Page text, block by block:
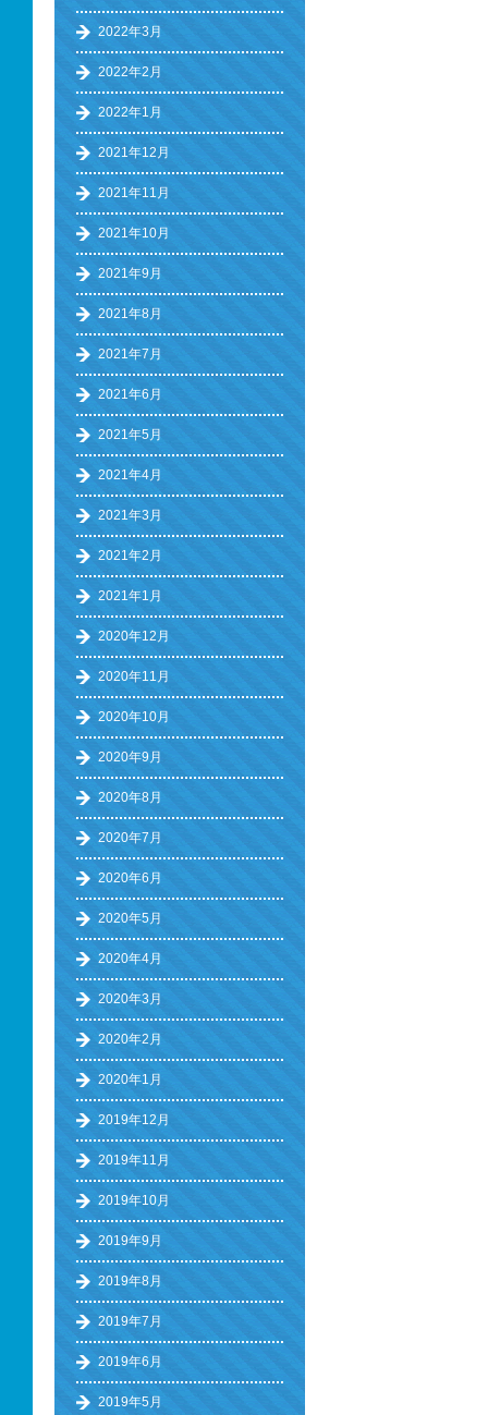
2022年3月
2022年2月
2022年1月
2021年12月
2021年11月
2021年10月
2021年9月
2021年8月
2021年7月
2021年6月
2021年5月
2021年4月
2021年3月
2021年2月
2021年1月
2020年12月
2020年11月
2020年10月
2020年9月
2020年8月
2020年7月
2020年6月
2020年5月
2020年4月
2020年3月
2020年2月
2020年1月
2019年12月
2019年11月
2019年10月
2019年9月
2019年8月
2019年7月
2019年6月
2019年5月